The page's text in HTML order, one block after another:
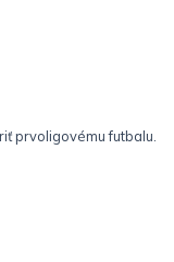
prvoligovému futbalu.